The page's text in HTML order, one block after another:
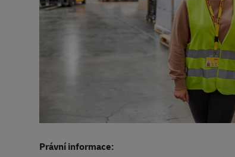
Právní informace: